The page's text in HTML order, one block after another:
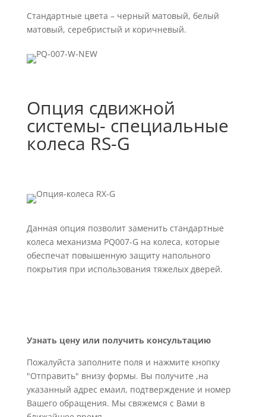
Стандартные цвета – черный матовый, белый
матовый, серебристый и коричневый.
Опция сдвижной
системы- специальные
колеса RS-G
Данная опция позволит заменить стандартные
колеса механизма PQ007-G на колеса, которые
обеспечат повышенную защиту напольного
покрытия при использования тяжелых дверей.
Узнать цену или получить консультацию
Пожалуйста заполните поля и нажмите кнопку
"Отправить" внизу формы. Вы получите ,на
указанный адрес емаил, подтверждение и номер
Вашего обращения. Мы свяжемся с Вами в